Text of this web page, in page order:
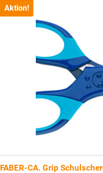
Aktion!
FABER-CA. Grip